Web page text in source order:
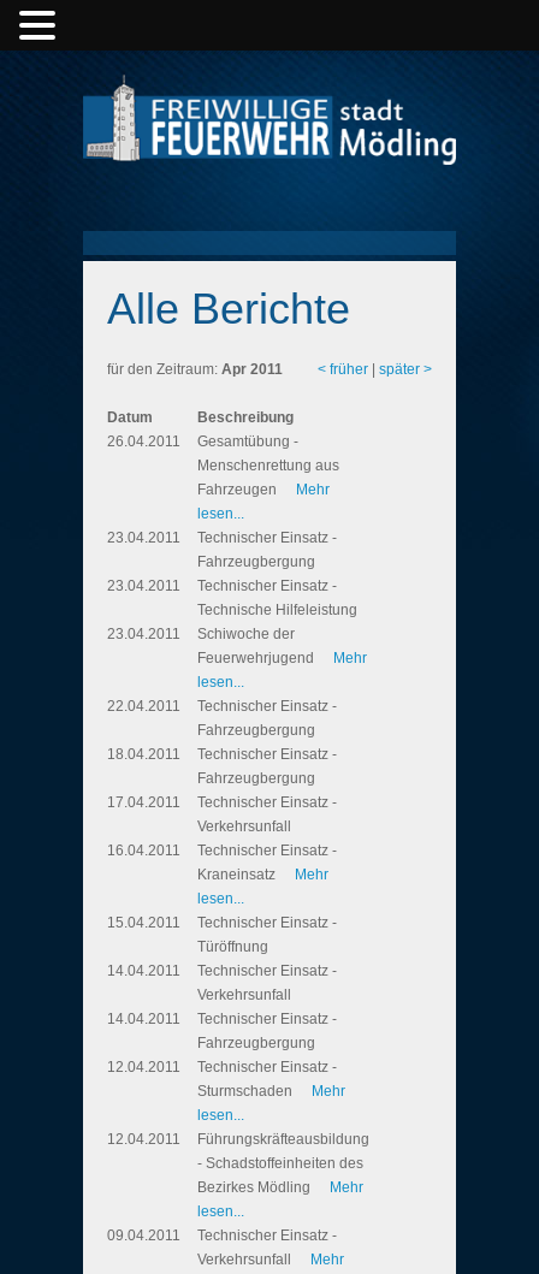
Alle Berichte
< früher später >
für den Zeitraum: Apr 2011
Datum
Beschreibung
26.04.2011
Gesamtübung -
Menschenrettung aus
Fahrzeugen
Mehr
lesen...
23.04.2011
Technischer Einsatz -
Fahrzeugbergung
23.04.2011
Technischer Einsatz -
Technische Hilfeleistung
23.04.2011
Schiwoche der
Feuerwehrjugend
Mehr
lesen...
22.04.2011
Technischer Einsatz -
Fahrzeugbergung
18.04.2011
Technischer Einsatz -
Fahrzeugbergung
17.04.2011
Technischer Einsatz -
Verkehrsunfall
16.04.2011
Technischer Einsatz -
Kraneinsatz
Mehr
lesen...
15.04.2011
Technischer Einsatz -
Türöffnung
14.04.2011
Technischer Einsatz -
Verkehrsunfall
14.04.2011
Technischer Einsatz -
Fahrzeugbergung
12.04.2011
Technischer Einsatz -
Sturmschaden
Mehr
lesen...
12.04.2011
Führungskräfteausbildung
- Schadstoffeinheiten des
Bezirkes Mödling
Mehr
lesen...
09.04.2011
Technischer Einsatz -
Verkehrsunfall
Mehr